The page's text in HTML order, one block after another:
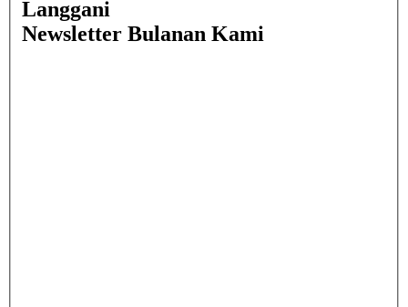
Langgani
Newsletter Bulanan Kami